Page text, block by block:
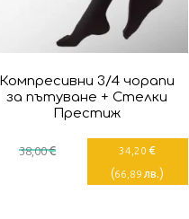
Компресивни 3/4 чорапи
за пътуване + Стелки
Престиж
38,00€ 34 ,20 €
(66 ,89 лв.)